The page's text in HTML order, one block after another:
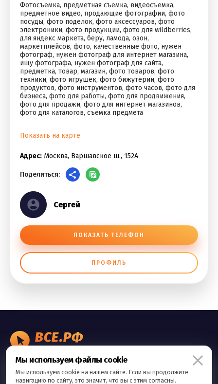
Фотосъемка, предметная съемка, видеосъемка,
предметное видео, продающие фотографии, фото
посуды, фото поделок, фото аксессуаров, фото
электроники, фото продукции, фото для wildbеrriеs,
для яндекс маркета, беру, ламода, озон,
маркетплейсов, фото, качественные фото, нужен
фотограф, нужен фотограф для интернет магазина,
ищу фотографа, нужен фотограф для сайта,
предметка, товар, магазин, фото товаров, фото
техники, фото игрушек, фото бижутерии, фото
продуктов, фото инструментов, фото часов, фото для
бизнеса, фото для работы, фото для продвижения,
фото для продажи, фото для интернет магазинов,
фото для каталогов, съемка предмета
Показать на карте
Адрес: Москва, Варшавское ш., 152А
Поделиться:
Сергей
ПОКАЗАТЬ ТЕЛЕФОН
ПРОФИЛЬ
ВСЕ.РФ
Правила сервиса
Политика конфиденциальности
Мы используем файлы cookie
Мы используем cookie на нашем сайте. Если вы продолжите
навигацию по сайту, это значит, что вы с этим согласны.